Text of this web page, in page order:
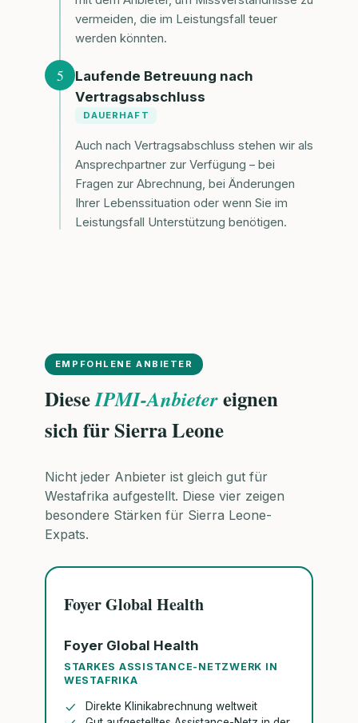
vermeiden, die im Leistungsfall teuer
werden könnten.
5
Laufende Betreuung nach
Vertragsabschluss
DAUERHAFT
Auch nach Vertragsabschluss stehen wir als
Ansprechpartner zur Verfügung – bei
Fragen zur Abrechnung, bei Änderungen
Ihrer Lebenssituation oder wenn Sie im
Leistungsfall Unterstützung benötigen.
EMPFOHLENE ANBIETER
DieseIPMI-Anbietereignen
sich für Sierra Leone
Nicht jeder Anbieter ist gleich gut für
Westafrika aufgestellt. Diese vier zeigen
besondere Stärken für Sierra Leone-
Expats.
Foyer Global Health
Foyer Global Health
STARKES ASSISTANCE-NETZWERK IN
WESTAFRIKA
Direkte Klinikabrechnung weltweit